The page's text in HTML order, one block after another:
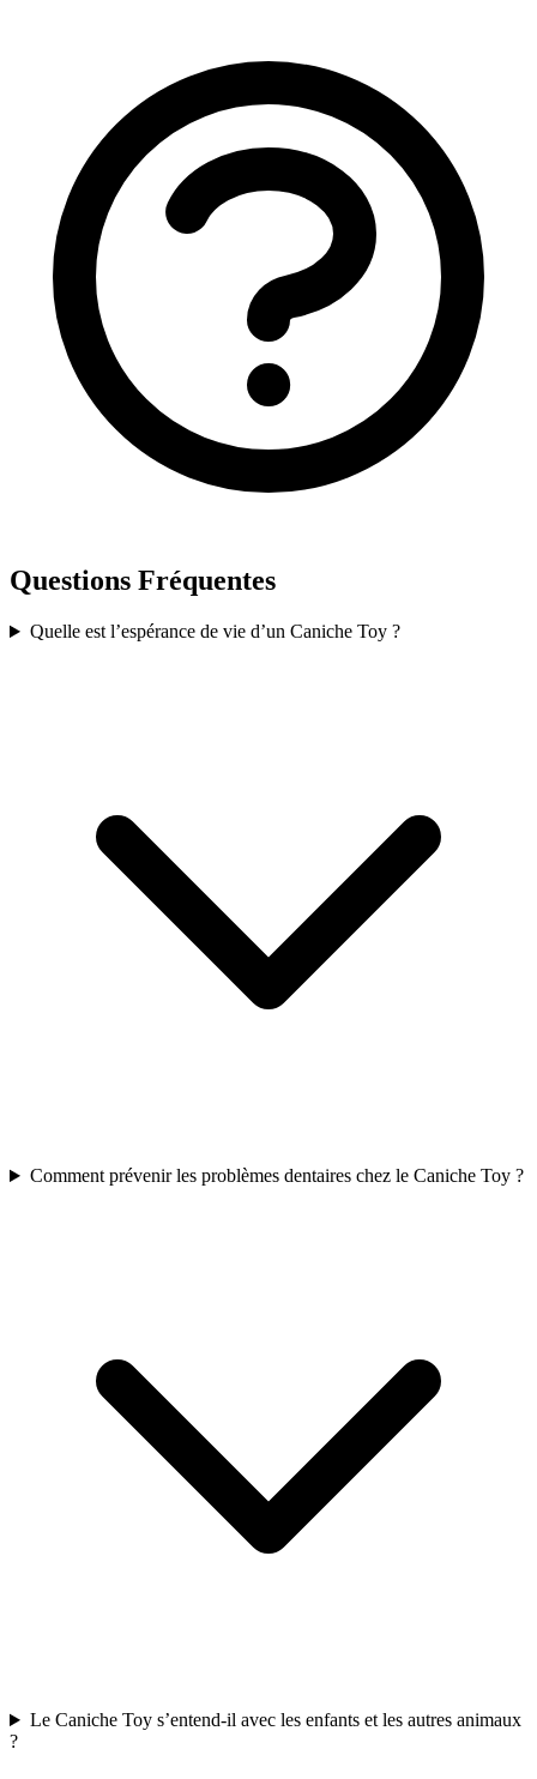
Questions Fréquentes
Quelle est l’espérance de vie d’un Caniche Toy ?
Comment prévenir les problèmes dentaires chez le Caniche Toy ?
Le Caniche Toy s’entend-il avec les enfants et les autres animaux
?